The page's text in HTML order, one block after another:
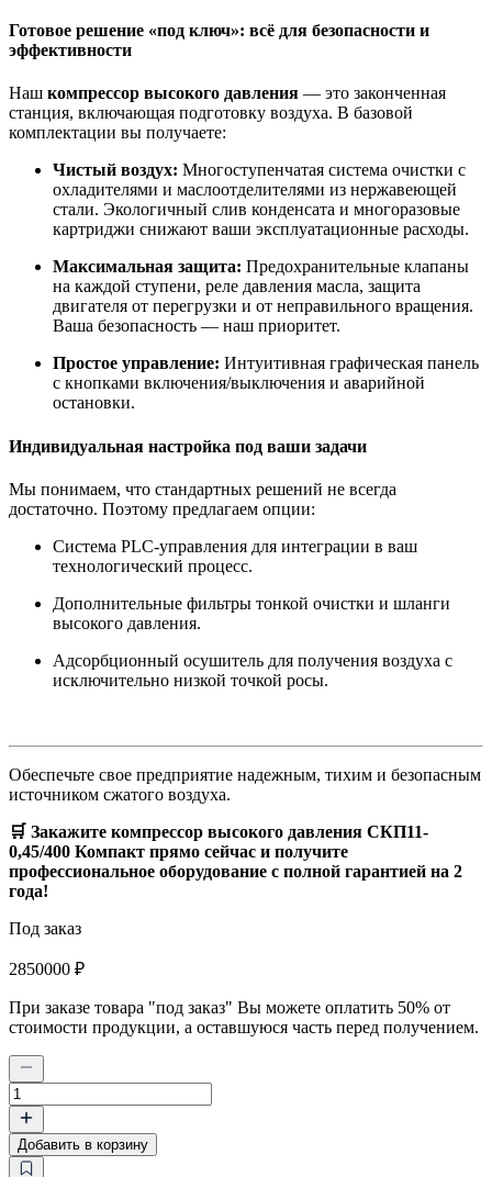
Готовое решение «под ключ»: всё для безопасности и
эффективности
Наш компрессор высокого давления — это законченная
станция, включающая подготовку воздуха. В базовой
комплектации вы получаете:
Чистый воздух: Многоступенчатая система очистки с
охладителями и маслоотделителями из нержавеющей
стали. Экологичный слив конденсата и многоразовые
картриджи снижают ваши эксплуатационные расходы.
Максимальная защита: Предохранительные клапаны
на каждой ступени, реле давления масла, защита
двигателя от перегрузки и от неправильного вращения.
Ваша безопасность — наш приоритет.
Простое управление: Интуитивная графическая панель
с кнопками включения/выключения и аварийной
остановки.
Индивидуальная настройка под ваши задачи
Мы понимаем, что стандартных решений не всегда
достаточно. Поэтому предлагаем опции:
Система PLC-управления для интеграции в ваш
технологический процесс.
Дополнительные фильтры тонкой очистки и шланги
высокого давления.
Адсорбционный осушитель для получения воздуха с
исключительно низкой точкой росы.
Обеспечьте свое предприятие надежным, тихим и безопасным
источником сжатого воздуха.
🛒 Закажите компрессор высокого давления СКП11-
0,45/400 Компакт прямо сейчас и получите
профессиональное оборудование с полной гарантией на 2
года!
Под заказ
2850000 ₽
При заказе товара "под заказ" Вы можете оплатить 50% от
стоимости продукции, а оставшуюся часть перед получением.
Количество
товара
Компрессор
высокого
давления
Добавить в корзину